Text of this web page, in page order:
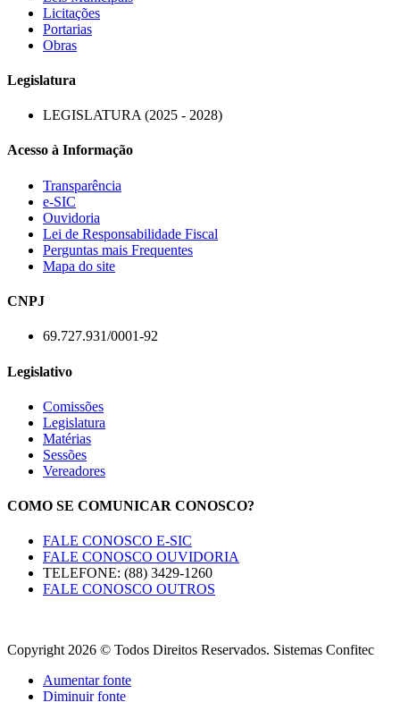
Licitações
Portarias
Obras
Legislatura
LEGISLATURA (2025 - 2028)
Acesso à Informação
Transparência
e-SIC
Ouvidoria
Lei de Responsabilidade Fiscal
Perguntas mais Frequentes
Mapa do site
CNPJ
69.727.931/0001-92
Legislativo
Comissões
Legislatura
Matérias
Sessões
Vereadores
COMO SE COMUNICAR CONOSCO?
FALE CONOSCO E-SIC
FALE CONOSCO OUVIDORIA
TELEFONE: (88) 3429-1260
FALE CONOSCO OUTROS
Copyright 2026 © Todos Direitos Reservados. Sistemas Confitec
Aumentar fonte
Diminuir fonte